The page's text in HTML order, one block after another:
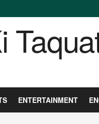
ENTERTAINMENT